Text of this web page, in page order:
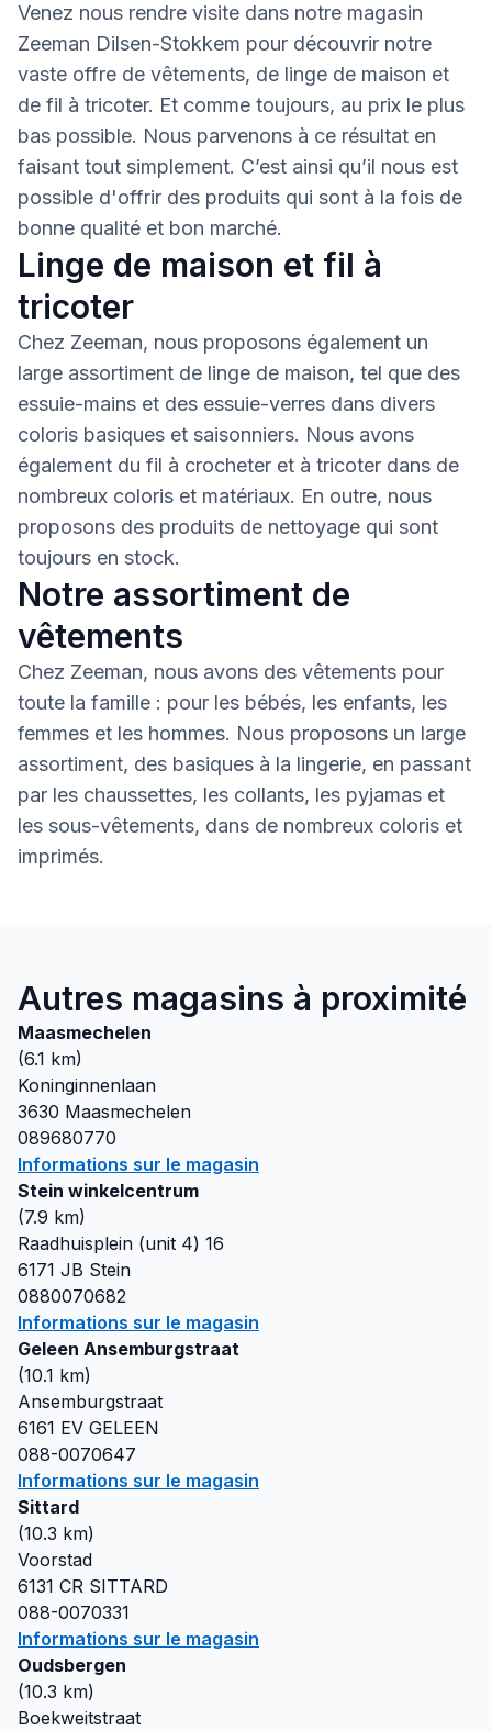
Venez nous rendre visite dans notre magasin
Zeeman Dilsen-Stokkem pour découvrir notre
vaste offre de vêtements, de linge de maison et
de fil à tricoter. Et comme toujours, au prix le plus
bas possible. Nous parvenons à ce résultat en
faisant tout simplement. C’est ainsi qu’il nous est
possible d'offrir des produits qui sont à la fois de
bonne qualité et bon marché.
Linge de maison et fil à
tricoter
Chez Zeeman, nous proposons également un
large assortiment de linge de maison, tel que des
essuie-mains et des essuie-verres dans divers
coloris basiques et saisonniers. Nous avons
également du fil à crocheter et à tricoter dans de
nombreux coloris et matériaux. En outre, nous
proposons des produits de nettoyage qui sont
toujours en stock.
Notre assortiment de
vêtements
Chez Zeeman, nous avons des vêtements pour
toute la famille : pour les bébés, les enfants, les
femmes et les hommes. Nous proposons un large
assortiment, des basiques à la lingerie, en passant
par les chaussettes, les collants, les pyjamas et
les sous-vêtements, dans de nombreux coloris et
imprimés.
Autres magasins à proximité
Maasmechelen
(6.1 km)
Koninginnenlaan
3630 Maasmechelen
089680770
Informations sur le magasin
Stein winkelcentrum
(7.9 km)
Raadhuisplein (unit 4) 16
6171 JB Stein
0880070682
Informations sur le magasin
Geleen Ansemburgstraat
(10.1 km)
Ansemburgstraat
6161 EV GELEEN
088-0070647
Informations sur le magasin
Sittard
(10.3 km)
Voorstad
6131 CR SITTARD
088-0070331
Informations sur le magasin
Oudsbergen
(10.3 km)
Boekweitstraat